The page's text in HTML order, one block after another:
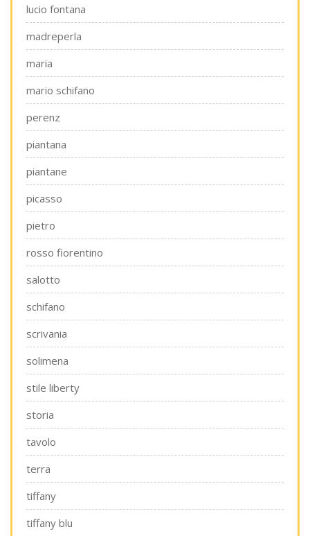
lucio fontana
madreperla
maria
mario schifano
perenz
piantana
piantane
picasso
pietro
rosso fiorentino
salotto
schifano
scrivania
solimena
stile liberty
storia
tavolo
terra
tiffany
tiffany blu